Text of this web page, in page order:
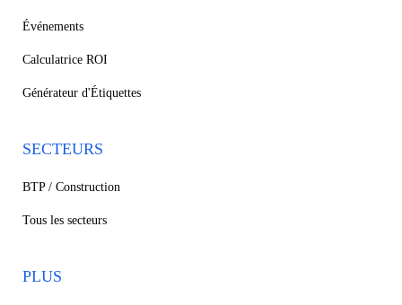
Événements
Calculatrice ROI
Générateur d'Étiquettes
SECTEURS
BTP / Construction
Tous les secteurs
PLUS